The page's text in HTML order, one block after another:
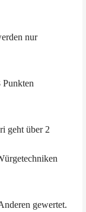
nur
Punkten
geht über 2
gewertet.